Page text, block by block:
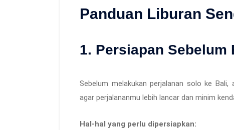
Panduan Liburan
1. Persiapan Sebelum
Sebelum melakukan perjalanan solo ke
agar perjalananmu lebih lancar dan minim
Hal-hal yang perlu dipersiapkan: